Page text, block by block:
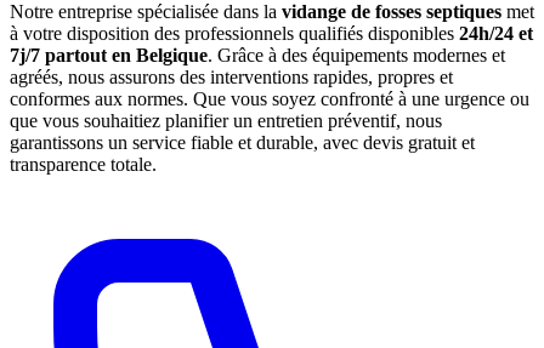
Notre entreprise spécialisée dans la vidange de fosses septiques met
à votre disposition des professionnels qualifiés disponibles 24h/24 et
7j/7 partout en Belgique. Grâce à des équipements modernes et
agréés, nous assurons des interventions rapides, propres et
conformes aux normes. Que vous soyez confronté à une urgence ou
que vous souhaitiez planifier un entretien préventif, nous
garantissons un service fiable et durable, avec devis gratuit et
transparence totale.